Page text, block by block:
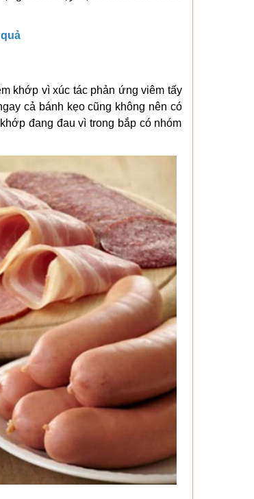
khớp vì xúc tác phản ứng viêm tấy
cả bánh kẹo cũng không nên có
đang đau vì trong bắp có nhóm